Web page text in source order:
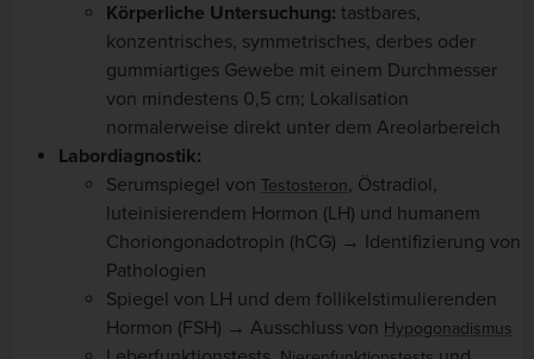
Körperliche Untersuchung: tastbares,
konzentrisches, symmetrisches, derbes oder
gummiartiges Gewebe mit einem Durchmesser
von mindestens 0,5 cm; Lokalisation
normalerweise direkt unter dem Areolarbereich
Labordiagnostik:
Serumspiegel von Testosteron, Östradiol,
luteinisierendem Hormon (LH) und humanem
Choriongonadotropin (hCG) → Identifizierung von
Pathologien
Spiegel von LH und dem follikelstimulierenden
Hormon (FSH) → Ausschluss von Hypogonadismus